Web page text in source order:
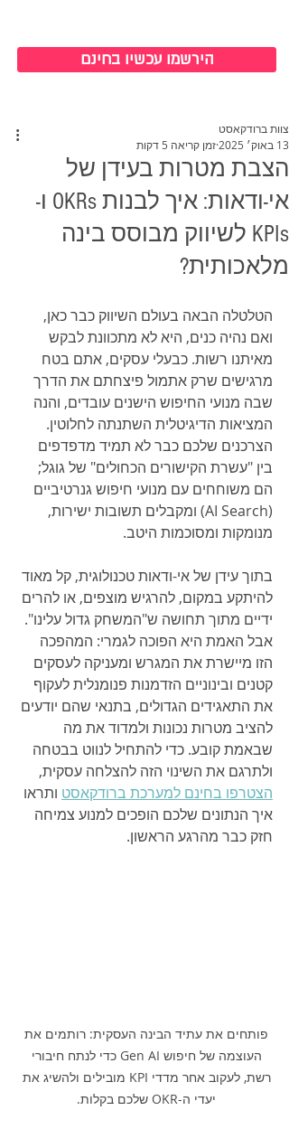
הירשמו עכשיו בחינם
הצבת מטרות בעידן של
אי-ודאות: איך לבנות OKRs ו-
KPIs לשיווק מבוסס בינה
מלאכותית?
צוות ברודקאסט
13 באוק׳ 2025
זמן קריאה 5 דקות
הטלטלה הבאה בעולם השיווק כבר כאן,
ואם נהיה כנים, היא לא מתכוונת לבקש
מאיתנו רשות. כבעלי עסקים, אתם בטח
מרגישים שרק אתמול פיצחתם את הדרך
שבה מנועי החיפוש הישנים עובדים, והנה
המציאות הדיגיטלית השתנתה לחלוטין.
הצרכנים שלכם כבר לא תמיד מדפדפים
בין "עשרת הקישורים הכחולים" של גוגל;
הם משוחחים עם מנועי חיפוש גנרטיביים
(AI Search) ומקבלים תשובות ישירות,
מנומקות ומסוכמות היטב.
בתוך עידן של אי-ודאות טכנולוגית, קל מאוד
להיתקע במקום, להרגיש מוצפים, או להרים
ידיים מתוך תחושה ש"המשחק גדול עלינו".
אבל האמת היא הפוכה לגמרי: המהפכה
הזו מיישרת את המגרש ומעניקה לעסקים
קטנים ובינוניים הזדמנות פנומנלית לעקוף
את התאגידים הגדולים, בתנאי שהם יודעים
להציב מטרות נכונות ולמדוד את מה
שבאמת קובע. כדי להתחיל לנווט בבטחה
ולתרגם את השינוי הזה להצלחה עסקית,
הצטרפו בחינם למערכת ברודקאסט ותראו
איך הנתונים שלכם הופכים למנוע צמיחה
חזק כבר מהרגע הראשון.
פותחים את עתיד הבינה העסקית: רותמים את
העוצמה של חיפוש Gen AI כדי לנתח חיבורי
רשת, לעקוב אחר מדדי KPI מובילים ולהשיג את
יעדי ה-OKR שלכם בקלות.